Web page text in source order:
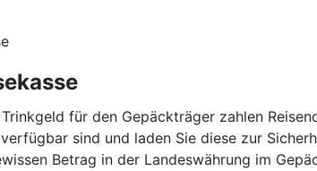
für den Gepäckträger zahlen
sind und laden Sie diese zur
Betrag in der Landeswährung im